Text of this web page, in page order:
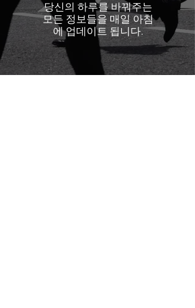
​당신의 하루를 바꿔주는
모든 정보들을 매일 아침
에 업데이트 됩니다.